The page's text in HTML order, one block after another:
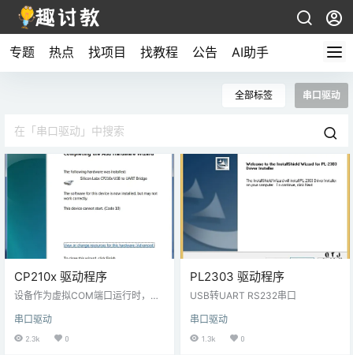
专题 热点 找项目 找教程 公告 AI助手
全部标签 串口驱动
CP210x 驱动程序
设备作为虚拟COM端口运行时，需
OM端口（VCP）驱动程序，以便于
与CP210x 产品进行主机通信。
串口驱动
2.3k 0
PL2303 驱动程序
USB转UART RS232串口
串口驱动
1.3k 0